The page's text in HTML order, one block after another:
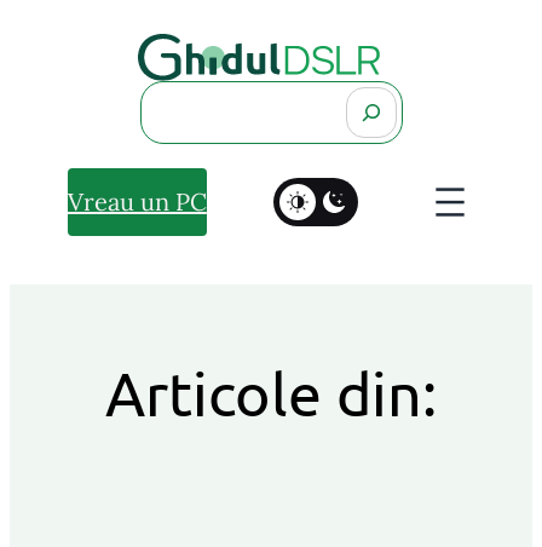
Search
Vreau un PC
Articole din: